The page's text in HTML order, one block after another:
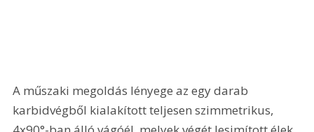
A műszaki megoldás lényege az egy darab
karbidvégből kialakított teljesen szimmetrikus,